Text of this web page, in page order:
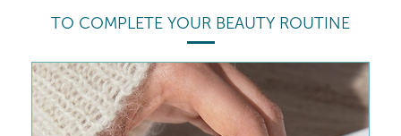
TO COMPLETE YOUR BEAUTY ROUTINE